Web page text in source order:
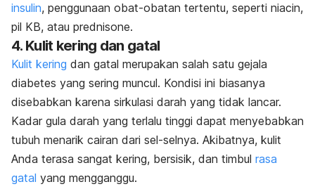
insulin, penggunaan obat-obatan tertentu, seperti niacin,
pil KB, atau prednisone.
4. Kulit kering dan gatal
Kulit kering dan gatal merupakan salah satu gejala
diabetes yang sering muncul. Kondisi ini biasanya
disebabkan karena sirkulasi darah yang tidak lancar.
Kadar gula darah yang terlalu tinggi dapat menyebabkan
tubuh menarik cairan dari sel-selnya. Akibatnya, kulit
Anda terasa sangat kering, bersisik, dan timbul rasa
gatal yang mengganggu.